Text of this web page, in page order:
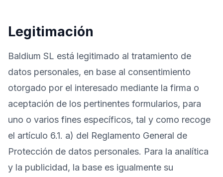
Legitimación
Baldium SL está legitimado al tratamiento de
datos personales, en base al consentimiento
otorgado por el interesado mediante la firma o
aceptación de los pertinentes formularios, para
uno o varios fines específicos, tal y como recoge
el artículo 6.1. a) del Reglamento General de
Protección de datos personales. Para la analítica
y la publicidad, la base es igualmente su